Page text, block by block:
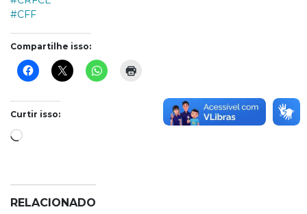
#CFF
Compartilhe isso:
Curtir isso:
Carregando...
RELACIONADO